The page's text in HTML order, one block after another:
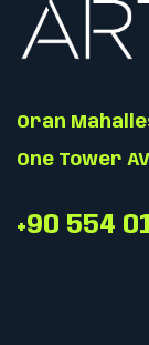
Oran
One Tower
+90 554